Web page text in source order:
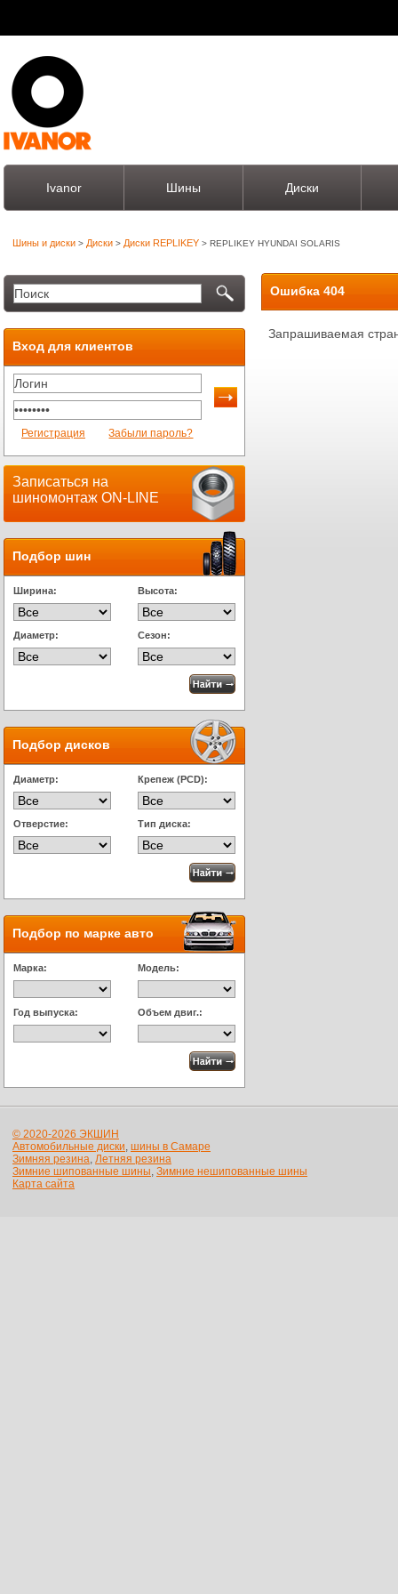
Ivanor Шины Диски
Шины и диски > Диски > Диски REPLIKEY > REPLIKEY HYUNDAI SOLARIS
Вход для клиентов
Регистрация Забыли пароль?
Записаться на
шиномонтаж ON-LINE
Подбор шин
Ширина: Высота:
Диаметр: Сезон:
Подбор дисков
Диаметр: Крепеж (PCD):
Отверстие: Тип диска:
Подбор по марке авто
Марка: Модель:
Год выпуска: Объем двиг.:
Ошибка 404
Запрашиваемая
© 2020-2026 ЭКШИН
Автомобильные диски, шины в Самаре
Зимняя резина, Летняя резина
Зимние шипованные шины, Зимние нешипованные шины
Карта сайта